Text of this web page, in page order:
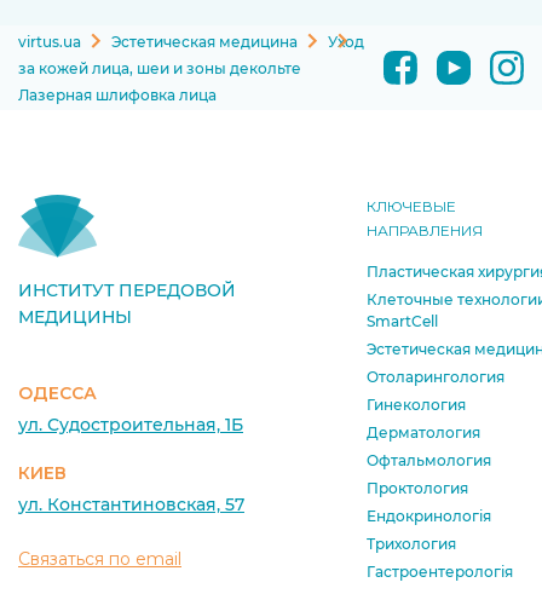
virtus.ua Эстетическая медицина
Уход
за кожей лица, шеи и зоны декольте
Лазерная шлифовка лица
ИНСТИТУТ ПЕРЕДОВОЙ
МЕДИЦИНЫ
ОДЕССА
ул. Судостроительная, 1Б
КИЕВ
ул. Константиновская, 57
Связаться по email
КЛЮЧЕВЫЕ
НАПРАВЛЕНИЯ
Пластическая
Клеточные
SmartCell
Эстетическая
Отоларингология
Гинекология
Дерматология
Офтальмология
Проктология
Ендокринологія
Трихология
Гастроентерологія